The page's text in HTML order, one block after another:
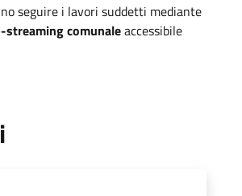
seguire i lavori suddetti mediante
streaming comunaleaccessibile